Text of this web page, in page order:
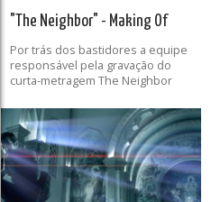
"The Neighbor" - Making Of
Por trás dos bastidores a equipe
responsável pela gravação do
curta-metragem The Neighbor